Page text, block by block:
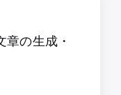
の生成・